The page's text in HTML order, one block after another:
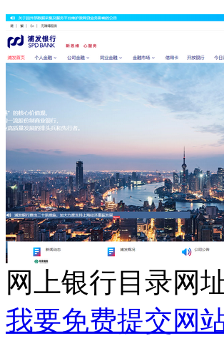
网上银行目录网
我要免费提交网